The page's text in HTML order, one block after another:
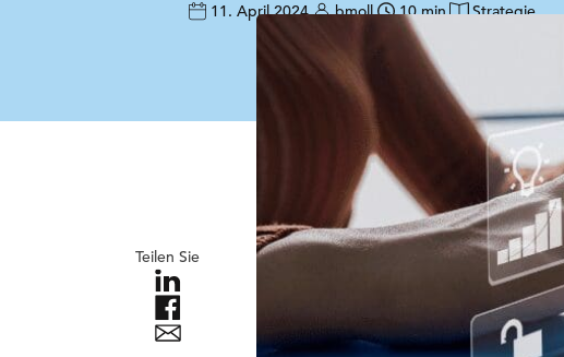
11. April 2024 bmoll 10 min Strategie
Teilen Sie